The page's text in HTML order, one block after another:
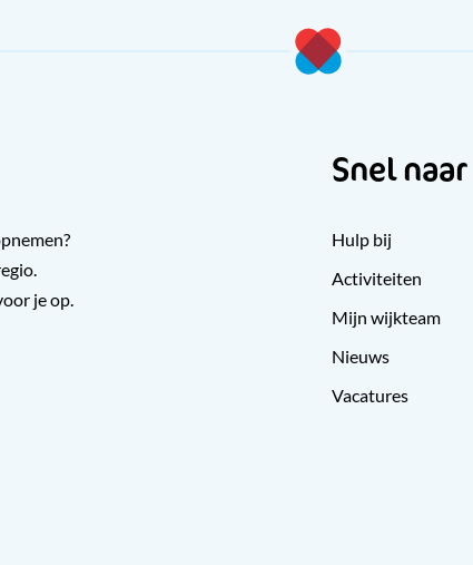
je op.
Snel naar
Hulp bij
Activiteiten
Mijn wijkteam
Nieuws
Vacatures